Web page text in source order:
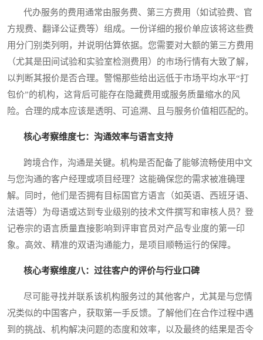
代办服务的费用通常由服务费、第三方费用（如试验费、官
方规费、翻译公证费等）组成。一份详细的报价单应该将这些费
用分门别类列明，并说明估算依据。您需要对大额的第三方费用
（尤其是田间试验和实验室检测费用）的市场行情有大致了解，
以判断其报价是否合理。警惕那些给出远低于市场平均水平“打
包价”的机构，这背后可能存在隐藏费用或服务质量缩水的风
险。合理的成本应该是透明、可追溯、且与服务价值相匹配的。
核心考察维度七：沟通效率与语言支持
跨境合作，沟通是关键。机构是否配备了能够流畅使用中文
与您沟通的客户经理或项目经理？这能确保您的需求被准确理
解。同时，他们是否拥有目标国官方语言（如英语、西班牙语、
法语等）为母语或达到专业级别的技术文件撰写和审核人员？登
记卷宗的语言质量直接影响到评审官员对产品专业度的第一印
象。高效、精准的双语沟通能力，是项目顺畅运行的保障。
核心考察维度八：过往客户的评价与行业口碑
尽可能寻找并联系该机构服务过的其他客户，尤其是与您情
况类似的中国客户，获取第一手反馈。了解他们在合作过程中遇
到的挑战、机构解决问题的态度和效率，以及最终的结果是否令